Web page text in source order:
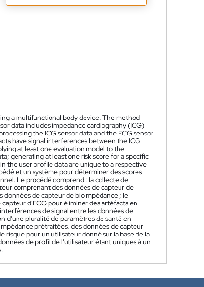
a multifunctional body device. The method
data includes impedance cardiography (ICG)
the ICG sensor data and the ECG sensor
have signal interferences between the ICG
at least one evaluation model to the
generating at least one risk score for a specific
the user profile data are unique to a respective
et un système pour déterminer des scores
Le procédé comprend : la collecte de
comprenant des données de capteur de
de capteur de bioimpédance ; le
d'ECG pour éliminer des artéfacts en
de signal entre les données de
d'une pluralité de paramètres de santé en
prétraitées, des données de capteur
risque pour un utilisateur donné sur la base de la
de profil de l'utilisateur étant uniques à un